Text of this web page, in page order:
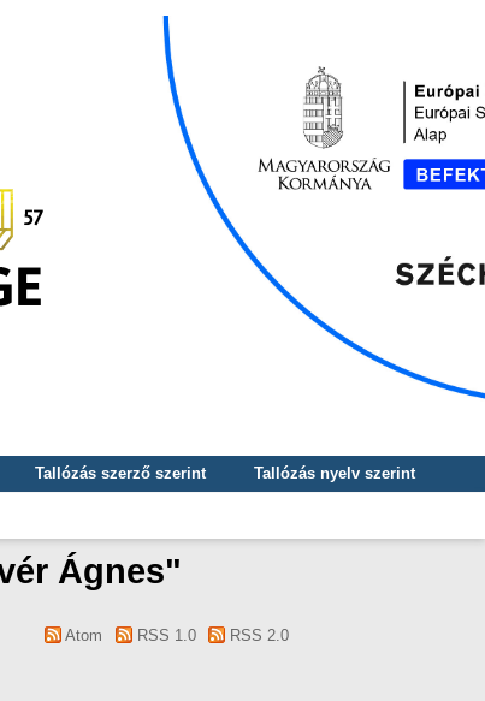
Tallózás szerző szerint
Tallózás nyelv szerint
Ágnes"
Atom RSS 1.0 RSS 2.0